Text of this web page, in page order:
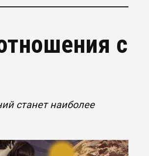
с
станет наиболее